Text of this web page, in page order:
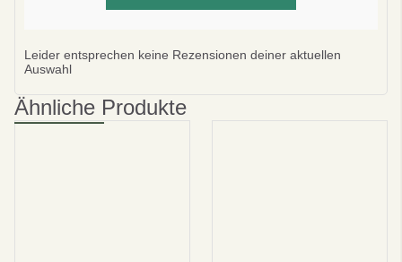
Leider entsprechen keine Rezensionen deiner aktuellen
Auswahl
Ähnliche Produkte